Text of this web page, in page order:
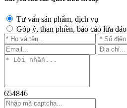
Tư vấn sản phẩm, dịch vụ
Góp ý, than phiền, báo cáo lừa đảo
654846